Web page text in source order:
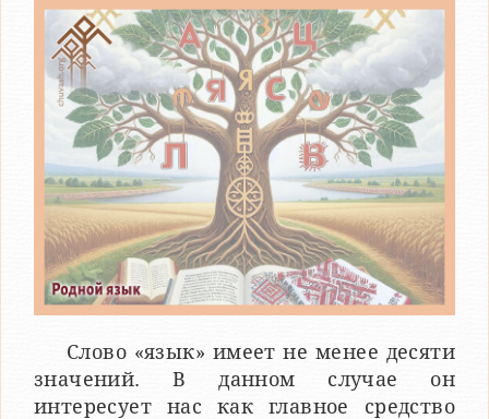
Слово «язык» имеет не менее десяти
значений. В дан­ном случае он
интересует нас как главное средство